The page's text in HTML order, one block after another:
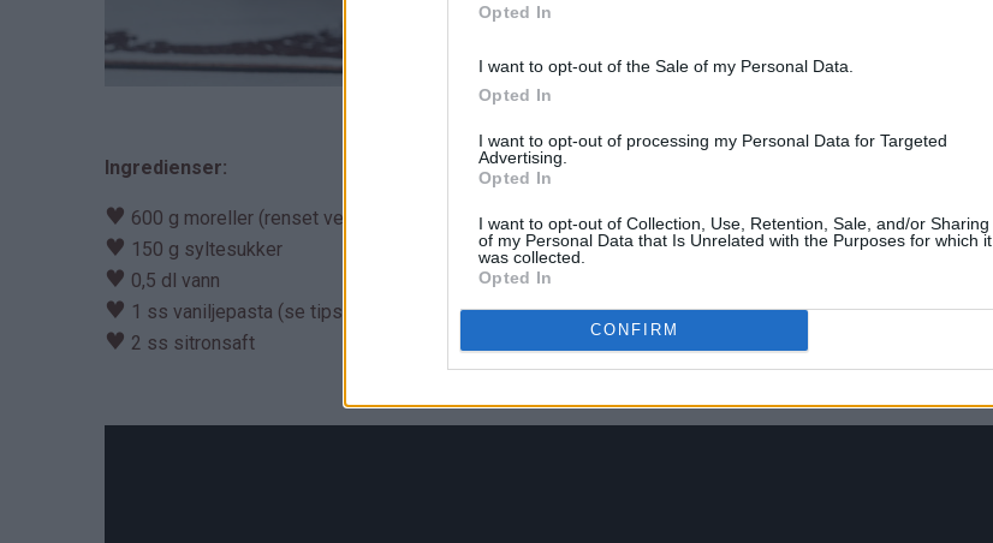
Opted In
I want to opt-out of the Sale of my Personal Data.
Opted In
I want to opt-out of processing my Personal Data for Targeted
Advertising.
Opted In
I want to opt-out of Collection, Use, Retention, Sale, and/or Sharing
of my Personal Data that Is Unrelated with the Purposes for which it
was collected.
Opted In
CONFIRM
Ingredienser:
♥ 600 g moreller (renset vekt, se tips)
♥ 150 g syltesukker
♥ 0,5 dl vann
♥ 1 ss vaniljepasta (se tips)
♥ 2 ss sitronsaft